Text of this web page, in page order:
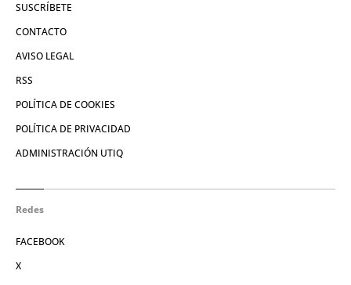
SUSCRÍBETE
CONTACTO
AVISO LEGAL
RSS
POLÍTICA DE COOKIES
POLÍTICA DE PRIVACIDAD
ADMINISTRACIÓN UTIQ
Redes
FACEBOOK
X